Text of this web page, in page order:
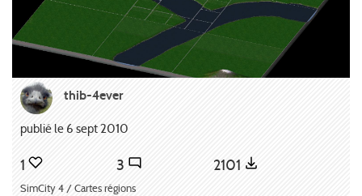
thib-4ever
publié le 6 sept 2010
1 3 2101
SimCity 4 / Cartes régions